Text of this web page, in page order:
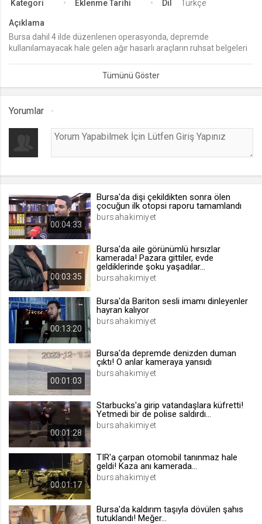
.web.tv
Seçilen dil tercihini tutmak
1 ay
Oturum verisini tutmak
.web.tv
Oturum doğrulama verisi
channelCategories
.web.tv
1 yıl
.web.tv
İsimsiz ziyaretçi için site içeriği
beğenme
voteDislike*
İsimsiz ziyaretçi için site içeriği
beğenmeme
Kategori Eklenme Tarihi Dil Türkçe
Açıklama
Bursa dahil 4 ilde düzenlenen operasyonda, depremde
kullanılamayacak hale gelen ağır hasarlı araçların ruhsat belgeleri
iddiasıyla gözaltına alınan 7 şüpheli tutuklandı. Şüphelilerin 36
milyon 430 bin liralık mal varlıklarına el konuldu.
Yorumlar
00:04:33
Bursa'da dişi çekildikten sonra ölen
çocuğun ilk otopsi raporu tamamlandı
bursahakimiyet
00:03:35
Bursa'da aile görünümlü hırsızlar
kamerada! Pazara gittiler, evde
geldiklerinde şoku yaşadılar...
bursahakimiyet
00:13:20
Bursa'da Bariton sesli imamı dinleyenler
hayran kalıyor
bursahakimiyet
00:01:03
Bursa'da depremde denizden duman
çıktı! O anlar kameraya yansıdı
bursahakimiyet
00:01:28
Starbucks'a girip vatandaşlara küfretti!
Yetmedi bir de polise saldırdı...
bursahakimiyet
00:01:17
TIR'a çarpan otomobil tanınmaz hale
geldi! Kaza anı kamerada...
bursahakimiyet
Bursa'da kaldırım taşıyla dövülen şahıs
tutuklandı! Meğer...